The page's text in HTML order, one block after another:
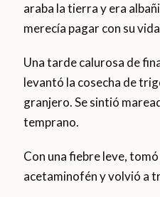
araba la tierra y era
merecía pagar con su
Una tarde calurosa de
levantó la cosecha de
granjero. Se sintió
temprano.
Con una fiebre leve,
acetaminofén y volvió a